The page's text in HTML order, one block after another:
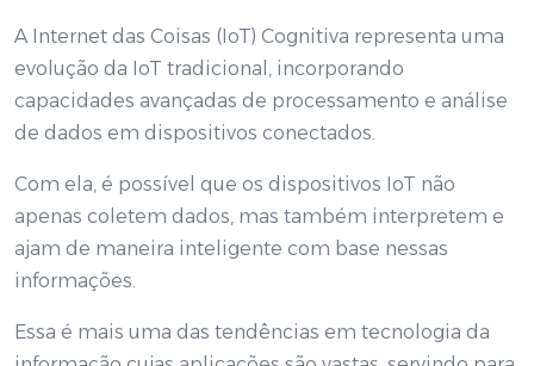
A Internet das Coisas (IoT) Cognitiva representa uma
evolução da IoT tradicional, incorporando
capacidades avançadas de processamento e análise
de dados em dispositivos conectados.
Com ela, é possível que os dispositivos IoT não
apenas coletem dados, mas também interpretem e
ajam de maneira inteligente com base nessas
informações.
Essa é mais uma das tendências em tecnologia da